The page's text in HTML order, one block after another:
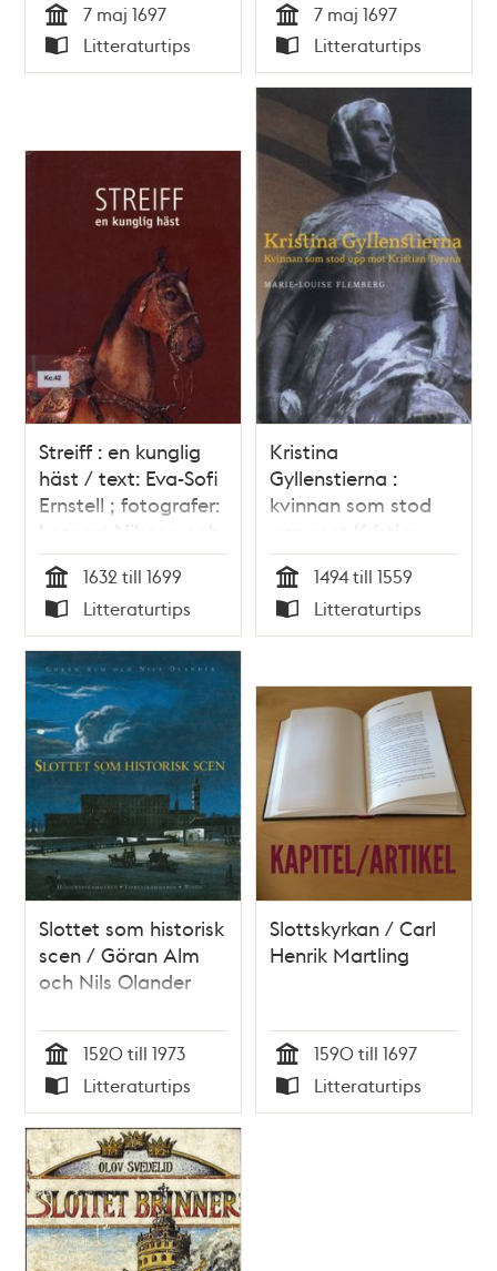
Tid
7 maj 1697
Typ
Litteraturtips Tid
7 maj 1697
Typ
Litteraturtips
Streiff : en kunglig
häst / text: Eva-Sofi
Ernstell ; fotografer:
Lennart Nilsson och
Göran Schmidt
Tid
1632 till 1699
Typ
Litteraturtips
Kristina
Gyllenstierna :
kvinnan som stod
upp mot Kristian
Tyrann / Marie-
Louise Flemberg
Tid
1494 till 1559
Typ
Litteraturtips
Slottet som historisk
scen / Göran Alm
och Nils Olander
Tid
1520 till 1973
Typ
Litteraturtips
Slottskyrkan / Carl
Henrik Martling
Tid
1590 till 1697
Typ
Litteraturtips